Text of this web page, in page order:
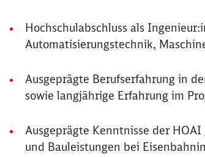
Hochschulabschluss als
Automatisierungstechnik,
Ausgeprägte Berufserfahrung in
sowie langjährige Erfahrung im
Ausgeprägte Kenntnisse der
und Bauleistungen bei